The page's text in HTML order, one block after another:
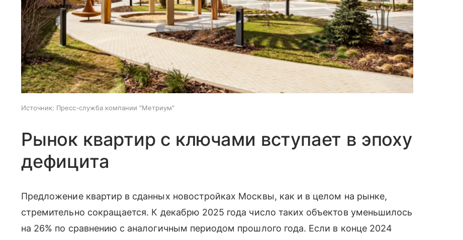
Источник: Пресс-служба компании "Метриум"
Рынок квартир с ключами вступает в эпоху
дефицита
Предложение квартир в сданных новостройках Москвы, как и в целом на рынке,
стремительно сокращается. К декабрю 2025 года число таких объектов уменьшилось
на 26% по сравнению с аналогичным периодом прошлого года. Если в конце 2024